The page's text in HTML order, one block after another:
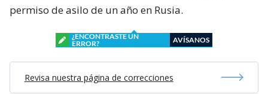
permiso de asilo de un año en Rusia.
¿ENCONTRASTE UN
ERROR?
AVÍSANOS
Revisa nuestra página de correcciones